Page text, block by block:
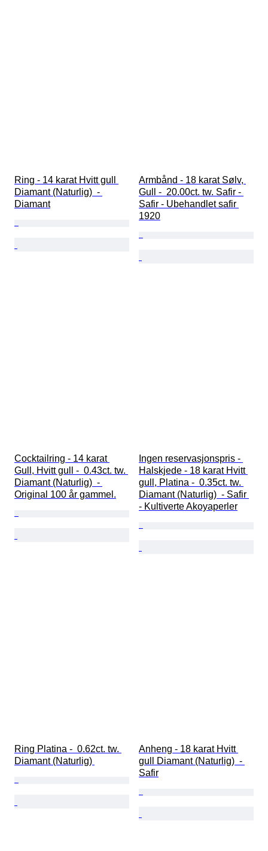
Ring - 14 karat Hvitt gull
Diamant (Naturlig)  -
Diamant
Armbånd - 18 karat Sølv,
Gull -  20.00ct. tw. Safir -
Safir - Ubehandlet safir
1920
Cocktailring - 14 karat
Gull, Hvitt gull -  0.43ct. tw.
Diamant (Naturlig)  -
Original 100 år gammel.
Ingen reservasjonspris -
Halskjede - 18 karat Hvitt
gull, Platina -  0.35ct. tw.
Diamant (Naturlig)  - Safir
- Kultiverte Akoyaperler
Ring Platina -  0.62ct. tw.
Diamant (Naturlig)
Anheng - 18 karat Hvitt
gull Diamant (Naturlig)  -
Safir